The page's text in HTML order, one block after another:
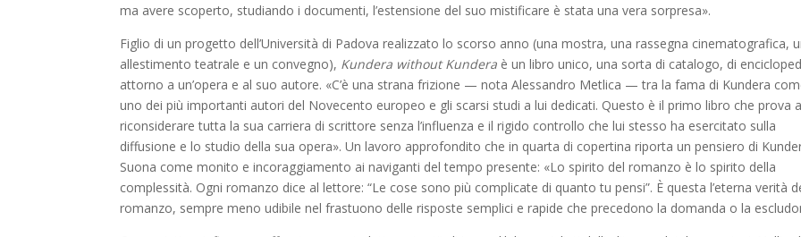
ma avere scoperto, studiando i documenti, l’estensione del suo mistificare è stata una vera sorpresa».
Figlio di un progetto dell’Università di Padova realizzato lo scorso anno (una mostra, una rassegna cinematografica,
allestimento teatrale e un convegno), Kundera without Kundera è un libro unico, una sorta di catalogo, di
attorno a un’opera e al suo autore. «C’è una strana frizione — nota Alessandro Metlica — tra la fama di Kundera
uno dei più importanti autori del Novecento europeo e gli scarsi studi a lui dedicati. Questo è il primo libro che prova a
riconsiderare tutta la sua carriera di scrittore senza l’influenza e il rigido controllo che lui stesso ha esercitato sulla
diffusione e lo studio della sua opera». Un lavoro approfondito che in quarta di copertina riporta un pensiero di
Suona come monito e incoraggiamento ai naviganti del tempo presente: «Lo spirito del romanzo è lo spirito della
complessità. Ogni romanzo dice al lettore: “Le cose sono più complicate di quanto tu pensi”. È questa l’eterna verità
romanzo, sempre meno udibile nel frastuono delle risposte semplici e rapide che precedono la domanda o la